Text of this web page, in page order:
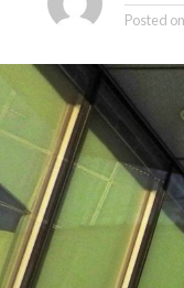
Posted on